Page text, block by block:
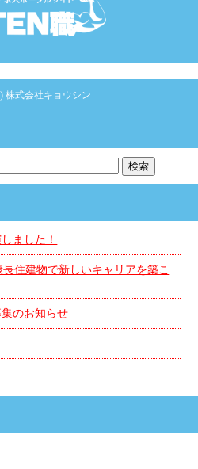
株式会社キョウシン
ました！
住建物で新しいキャリアを築こ
のお知らせ